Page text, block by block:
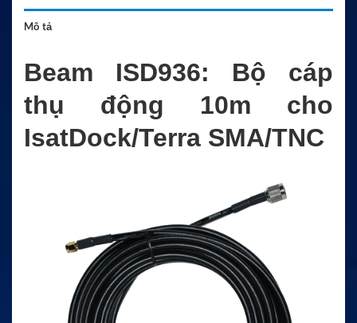
Mô tả
Beam ISD936: Bộ cáp
thụ động 10m cho
IsatDock/Terra SMA/TNC